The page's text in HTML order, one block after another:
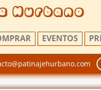
Hurbano
EVENTOS